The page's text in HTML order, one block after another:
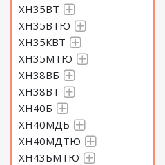
ХН35ВТ
ХН35ВТЮ
ХН35КВТ
ХН35МТЮ
ХН38ВБ
ХН38ВТ
ХН40Б
ХН40МДБ
ХН40МДТЮ
ХН43БМТЮ